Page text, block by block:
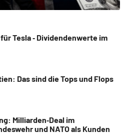
Tesla ‑ Dividendenwerte im
Das sind die Tops und Flops
Milliarden‑Deal im
und NATO als Kunden